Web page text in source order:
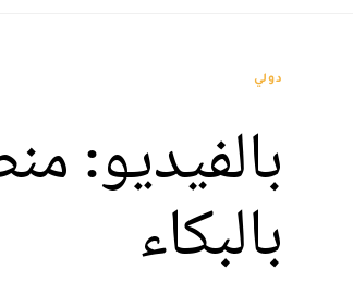
دولي
بالفيديو:
بالبكاء